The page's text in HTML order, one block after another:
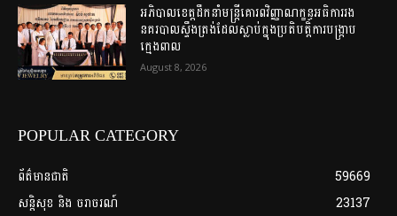
អភិបាលខេត្តដឹកនាំមន្ត្រីគោរពវិញ្ញាណក្ខន្ធអធិការរង
នគរបាលស្ទឹងត្រង់ដែលស្លាប់ក្នុងប្រតិបត្តិការបង្ក្រាប
ក្មេងពាល
August 8, 2026
POPULAR CATEGORY
ព័ត៌មានជាតិ
59669
សន្តិសុខ និង ចរាចរណ៍
23137